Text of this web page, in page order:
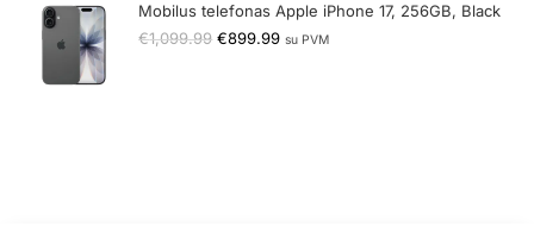
Mobilus telefonas Apple iPhone 17, 256GB, Black
€1,099.99 €899.99 su PVM